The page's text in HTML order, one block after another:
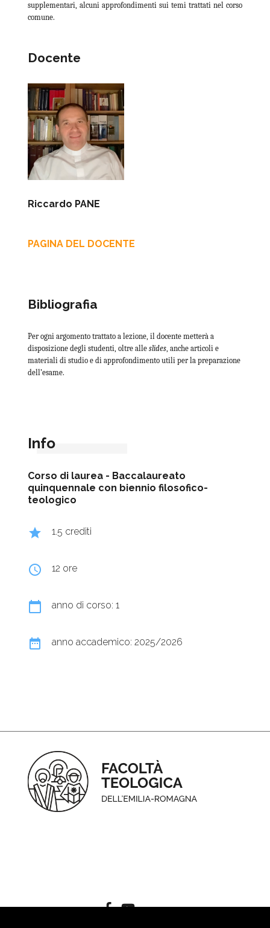
supplementari, alcuni approfondimenti sui temi trattati nel corso
comune.
Docente
Riccardo PANE
PAGINA DEL DOCENTE
Bibliografia
Per ogni argomento trattato a lezione, il docente metterà a
disposizione degli studenti, oltre alleslides, anche articoli e
materiali di studio e di approfondimento utili per la preparazione
dell’esame.
Info
Corso di laurea - Baccalaureato
quinquennale con biennio filosofico-
teologico
grade 1.5 crediti
query_builder 12 ore
calendar_today anno di corso: 1
date_range anno accademico: 2025/2026